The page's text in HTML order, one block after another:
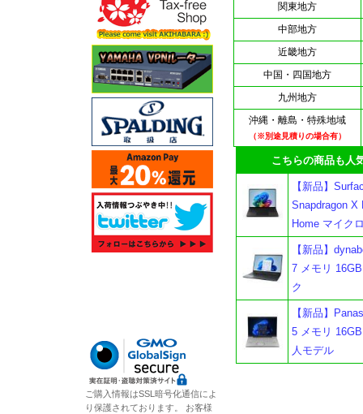
関東地方
中部地方
近畿地方
中国・四国地方
九州地方
沖縄・離島・特殊地域
（※別途見積りの場合有）
こちらの商品も人気
【新品】
Snapdragon X
Home マイク
【新品】
7 メモリ
ク
【新品】
5 メモリ
人モデル
ご購入情報はSSL暗号化通信によ
り保護されております。 お客様